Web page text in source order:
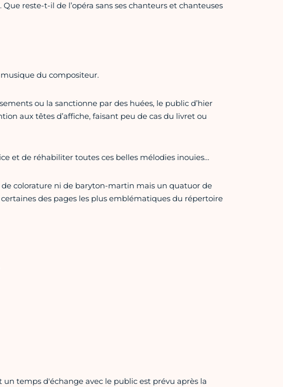
reste-t-il de l’opéra sans ses chanteurs et chanteuses
musique du compositeur.
ou la sanctionne par des huées, le public d’hier
aux têtes d’affiche, faisant peu de cas du livret ou
et de réhabiliter toutes ces belles mélodies inouïes…
colorature ni de baryton-martin mais un quatuor de
des pages les plus emblématiques du répertoire
temps d'échange avec le public est prévu après la